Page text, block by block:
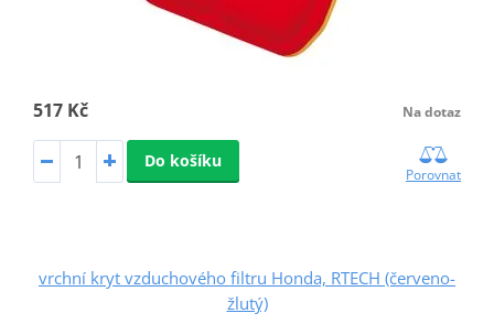
517 Kč Na dotaz
Do košíku
Porovnat
vrchní kryt vzduchového filtru Honda, RTECH (červeno-
žlutý)